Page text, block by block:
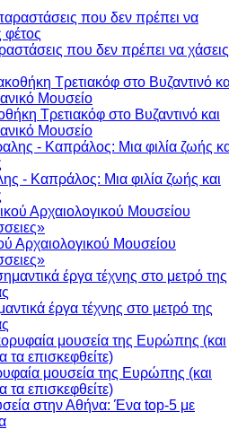
που δεν πρέπει να χάσεις
Τρετιακόφ στο Βυζαντινό και
Μουσείο
- Καπράλος: Μια φιλία ζωής και
Αρχαιολογικού Μουσείου
έργα τέχνης στο μετρό της
μουσεία της Ευρώπης (και
τα επισκεφθείτε)